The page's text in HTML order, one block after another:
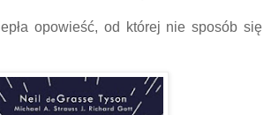
opowieść, od której nie sposób się